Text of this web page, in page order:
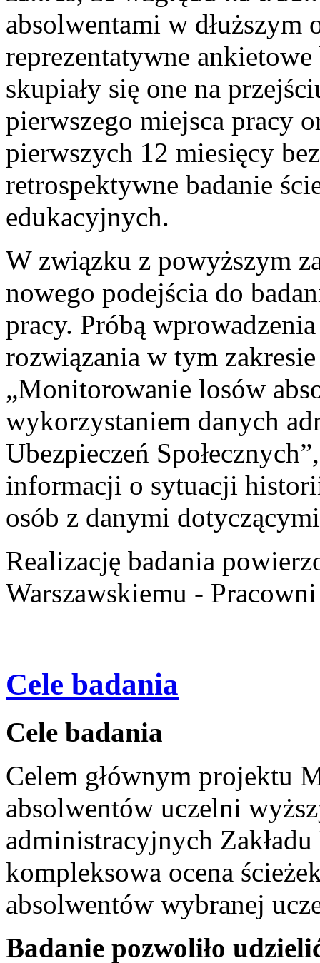
absolwentami w dłuższym
reprezentatywne
skupiały się one na
pierwszego miejsca pracy
pierwszych 12 miesięcy
retrospektywne badanie
edukacyjnych.
W związku z powyższym
nowego podejścia do
pracy. Próbą
rozwiązania w tym
„Monitorowanie losów
wykorzystaniem danych
Ubezpieczeń
informacji o sytuacji
osób z danymi
Realizację badania
Warszawskiemu -
Cele badania
Cele badania
Celem głównym projektu
absolwentów uczelni
administracyjnych Zakładu
kompleksowa ocena
absolwentów wybranej
Badanie pozwoliło